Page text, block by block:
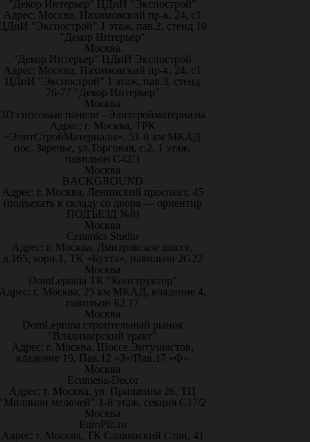
"Декор Интерьер" ЦДиИ "Экспострой"
Адрес: Москва, Нахимовский пр-к, 24, с1
"Экспострой" 1 этаж, пав.2, стенд 10
"Декор Интерьер"
Москва
"Декор Интерьер" ЦДиИ Экспострой
Адрес: Москва, Нахимовский пр-к, 24, с1
ЦДиИ "Экспострой" 1 этаж, пав.3, стенд
76-77 "Декор Интерьер"
Москва
3D гипсовые панели - Элитсройматериалы
Адрес: г. Москва, ТРК
«ЭлитСтройМатериалы», 51-й км МКАД
пос. Заречье, ул.Торговая, с.2, 1 этаж,
павильон С42/3
Москва
BACKGROUND
Адрес: г. Москва, Ленинский проспект, 45
(подъехать к складу со двора — ориентир
ПОДЪЕЗД №8)
Москва
Ceramics Studio
Адрес: г. Москва, Дмитровское шоссе,
д.165, корп.1, ТК «Бухта», павильон 2G22
Москва
DomLepnina ТК "Конструктор"
г. Москва, 25 км МКАД, владение 4,
павильон Б2.17
Москва
DomLepnina строительный рынок
"Владимирский тракт"
Адрес: г. Москва, Шоссе Энтузиастов,
владение 19, Пав.12 «З»/Пав.17 «Ф»
Москва
Ecumena-Decor
Адрес: г. Москва, ул. Пришвина 26, ТЦ
мелочей" 1-й этаж, секция С17/2
Москва
EuroPlit.ru
Адрес: г. Москва, ТК Славянский Стан, 41